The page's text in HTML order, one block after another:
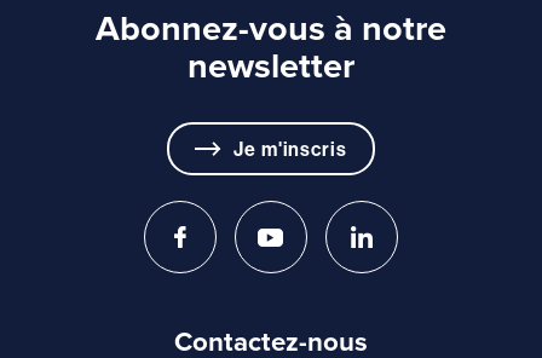
Abonnez-vous à notre
newsletter
Je m'inscris
Contactez-nous